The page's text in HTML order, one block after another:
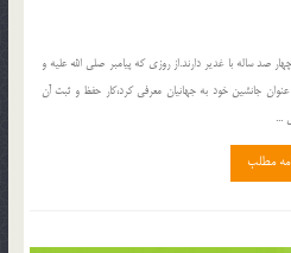
صد ساله با غدير دارند.از روزى كه پيامبر صلى الله عليه و
جانشين خود به جهانيان معرفى كرد،كار حفظ و ثبت آن
...
مطلب